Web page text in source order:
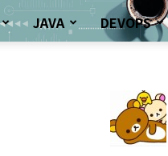
JAVA DEVOPS